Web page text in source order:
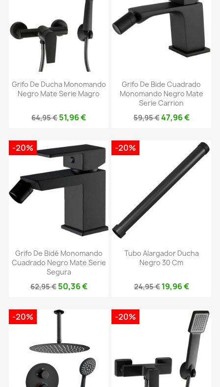
Grifo De Ducha Monomando
Negro Mate Serie Magro
64,95 € 51,96 €
Grifo De Bide Cuadrado
Monomando Negro Mate
Serie Carrion
59,95 €47,96 €
Grifo De Bidé Monomando
Cuadrado Negro Mate Serie
Segura
62,95 € 50,36 €
-20%
Tubo Alargador Ducha
Negro 30 Cm
24,95 € 19,96 €
-20%
-20% -20%